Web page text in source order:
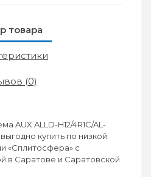
товара
(0)
AUX ALLD-H12/4R1C/AL-
купить по низкой
«Сплитосфера» с
в Саратове и Саратовской